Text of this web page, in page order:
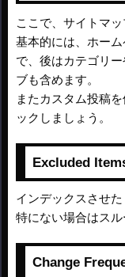
ここで、サイトマ
基本的には、ホー
で、後はカテゴリ
ブも含めます。
またカスタム投稿
ックしましょう。
Excluded
インデックスさせ
特にない場合はスル
Change